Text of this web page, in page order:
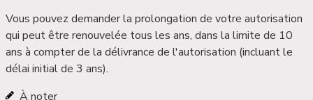
Vous pouvez demander la prolongation de votre autorisation
qui peut être renouvelée tous les ans, dans la limite de 10
ans à compter de la délivrance de l'autorisation (incluant le
délai initial de 3 ans).
À noter